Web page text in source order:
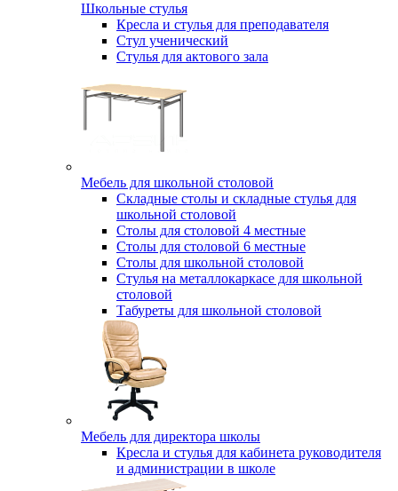
Школьные стулья
Кресла и стулья для преподавателя
Стул ученический
Стулья для актового зала
Мебель для школьной столовой
Складные столы и складные стулья для
школьной столовой
Столы для столовой 4 местные
Столы для столовой 6 местные
Столы для школьной столовой
Стулья на металлокаркасе для школьной
столовой
Табуреты для школьной столовой
Мебель для директора школы
Кресла и стулья для кабинета руководителя
и администрации в школе